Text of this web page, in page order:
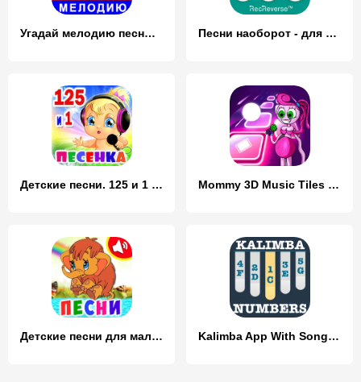
Угадай мелодию песню 2024 Песни наоборот - для двоих
Детские песни. 125 и 1 песенка Mommy 3D Music Tiles Hop Game
Детские песни для малышей Kalimba App With Songs Numbers